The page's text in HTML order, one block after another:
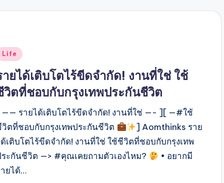
Life
ายได้เติบโตไร้ขีดจำกัด! งานที่ใช่ ใช้
วิตที่ชอบกับกรุงเทพประกันชีวิต
รายได้เติบโตไร้ขีดจำกัด! งานที่ใช่ —- ][ —#ใช้
ตที่ชอบกับกรุงเทพประกันชีวิต
] Aomthinks ราย
เติบโตไร้ขีดจำกัด! งานที่ใช่ ใช้ชีวิตที่ชอบกับกรุงเทพ
ะกันชีวิต —> #คุณเคยถามตัวเองไหม?
• อยากมี
ยได้…